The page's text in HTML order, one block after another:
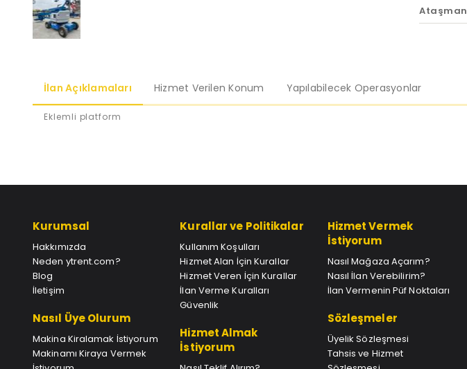
Ataşman
İlan Açıklamaları Hizmet Verilen Konum Yapılabilecek Operasyonlar
Eklemli platform
Kurumsal
Hakkımızda
Neden ytrent.com?
Blog
İletişim
Nasıl Üye Olurum
Makina Kiralamak İstiyorum
Makinamı Kiraya Vermek
Kurallar ve Politikalar
Kullanım Koşulları
Hizmet Alan İçin Kurallar
Hizmet Veren İçin Kurallar
İlan Verme Kuralları
Güvenlik
Hizmet Almak
İstiyorum
Hizmet Vermek
İstiyorum
Nasıl Mağaza Açarım?
Nasıl İlan Verebilirim?
İlan Vermenin Püf Noktaları
Sözleşmeler
Üyelik Sözleşmesi
Tahsis ve Hizmet